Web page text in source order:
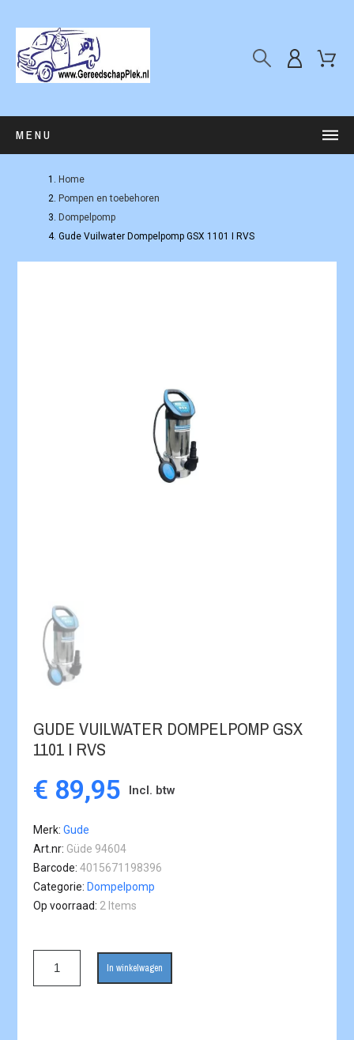
MENU
Home
Pompen en toebehoren
Dompelpomp
Gude Vuilwater Dompelpomp GSX 1101 I RVS
GUDE VUILWATER DOMPELPOMP GSX
1101 I RVS
€ 89,95 Incl. btw
Merk Gude
Art.nr Güde 94604
Barcode 4015671198396
Categorie Dompelpomp
Op voorraad 2 Items
In winkelwagen